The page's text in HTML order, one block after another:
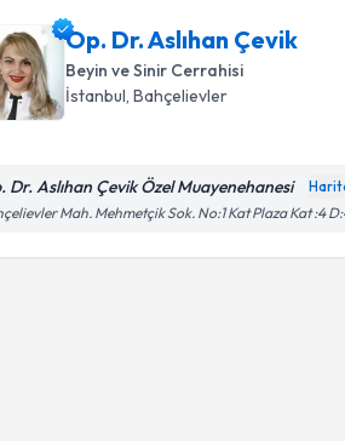
Op. Dr. Aslıhan Çevik
Beyin ve Sinir Cerrahisi
İstanbul , Bahçelievler
Dr. Aslıhan Çevik Özel Muayenehanesi
Mah. Mehmetçik Sok. No:1 Kat Plaza Kat :4